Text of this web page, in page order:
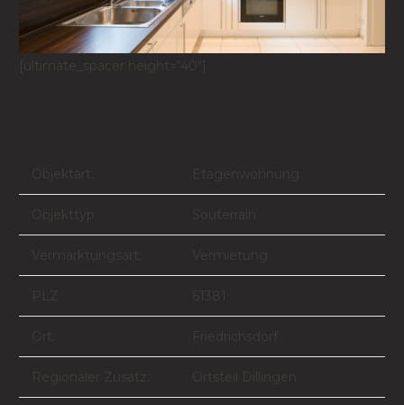
[ultimate_spacer height=“40″]
Objektart: Etagenwohnung
Objekttyp: Souterrain
Vermarktungsart: Vermietung
PLZ: 61381
Ort: Friedrichsdorf
Regionaler Zusatz: Ortsteil Dillingen